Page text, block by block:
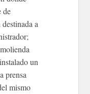
de
a
un
prensa
mismo